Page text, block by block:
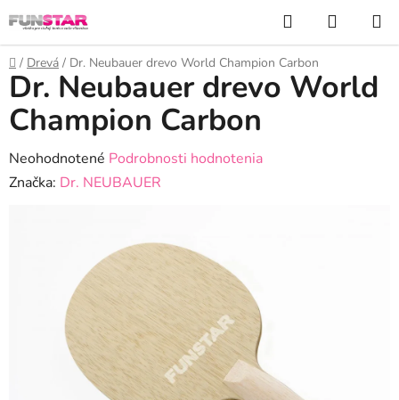
na
obsah
Hľadať
KOŠÍK
Domov
/ Drevá / Dr. Neubauer drevo World Champion Carbon
Dr. Neubauer drevo World
Champion Carbon
Priemerné
hodnotenie
hviezdičiek.
Neohodnotené Podrobnosti hodnotenia
Značka: Dr. NEUBAUER